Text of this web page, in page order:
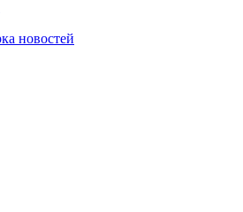
новостей